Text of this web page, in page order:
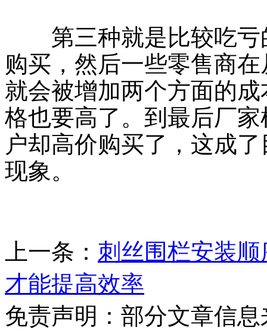
第三种就是比较吃亏
购买，然后一些零售商
就会被增加两个方面的
格也要高了。到最后厂
户却高价购买了，这成
现象。
上一条： 刺丝围栏安装顺
才能提高效率
免责声明：部分文章信